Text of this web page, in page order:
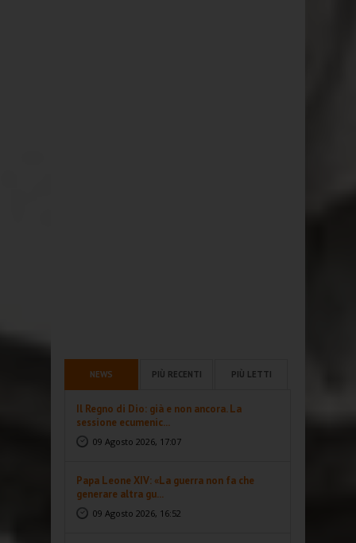
NEWS PIÙ RECENTI PIÙ LETTI
Il Regno di Dio: già e non ancora. La
sessione ecumenic...
09 Agosto 2026, 17:07
Papa Leone XIV: «La guerra non fa che
generare altra gu...
09 Agosto 2026, 16:52